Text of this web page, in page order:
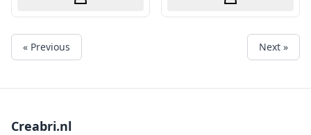
« Previous Next »
Creabri.nl